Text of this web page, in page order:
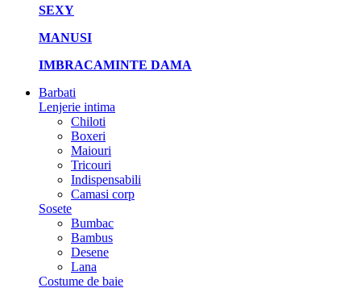
SEXY
MANUSI
IMBRACAMINTE DAMA
Barbati
Lenjerie intima
Chiloti
Boxeri
Maiouri
Tricouri
Indispensabili
Camasi corp
Sosete
Bumbac
Bambus
Desene
Lana
Costume de baie